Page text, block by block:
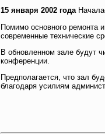
15 января 2002 года
Помимо основного ремонта
современные технические
В обновленном зале будут
конференции.
Предполагается, что зал
благодаря усилиям